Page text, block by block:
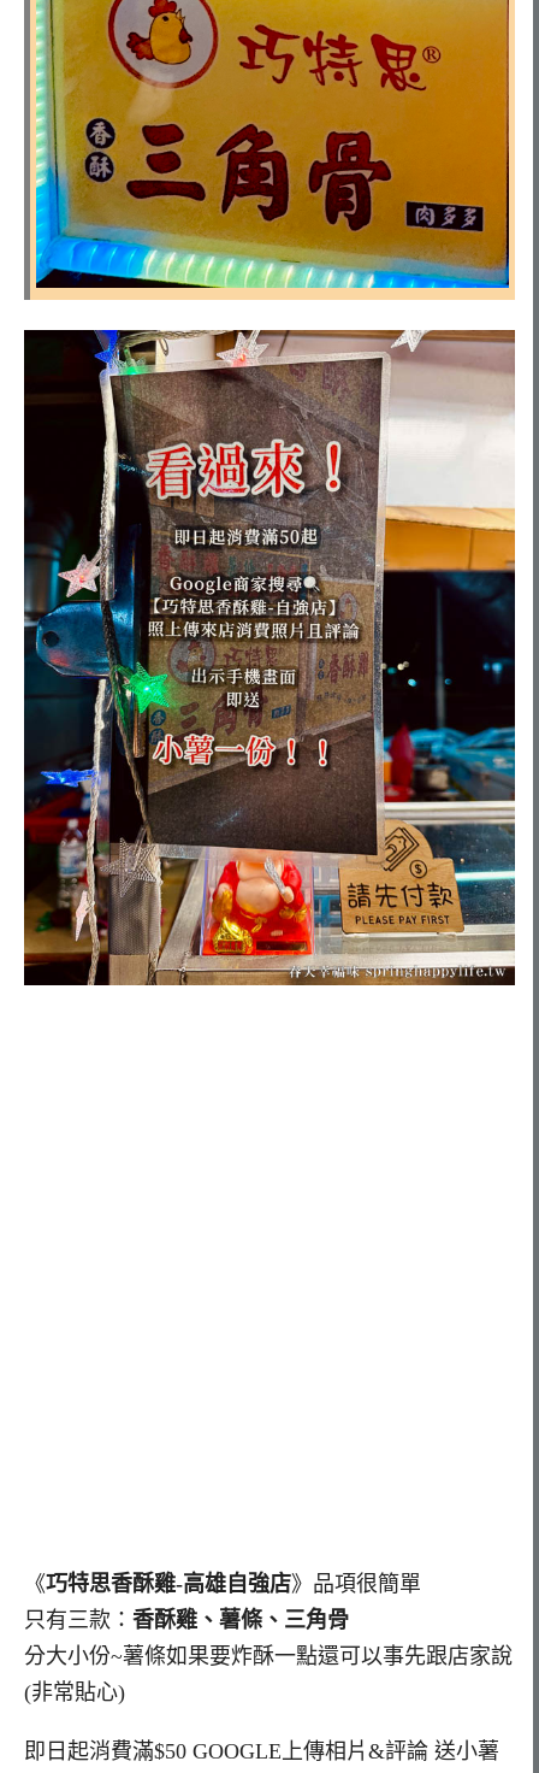
《巧特思香酥雞-高雄自強店》品項很簡單
只有三款： 香酥雞、薯條、三角骨
分大小份~薯條如果要炸酥一點還可以事先跟店家說
(非常貼心)
即日起消費滿$50 GOOGLE上傳相片&評論 送小薯